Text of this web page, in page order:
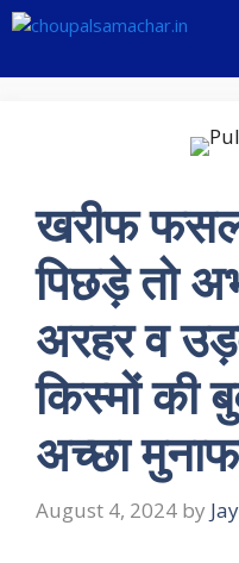
Skip
content
खरीफ
पिछड़े तो
अरहर व
किस्मों की
अच्छा
August 4, 2024 by